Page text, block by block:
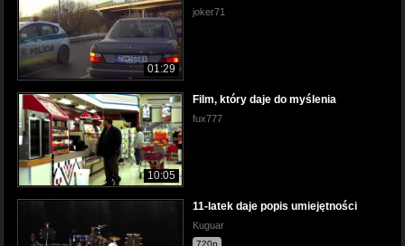
01:29
joker71
10:05
Film, który daje do myślenia
fux777
11-latek daje popis umiejętności
Kuguar
720p